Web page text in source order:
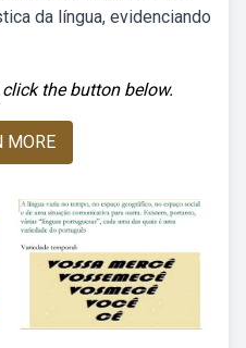
da língua, evidenciando
the button below.
MORE